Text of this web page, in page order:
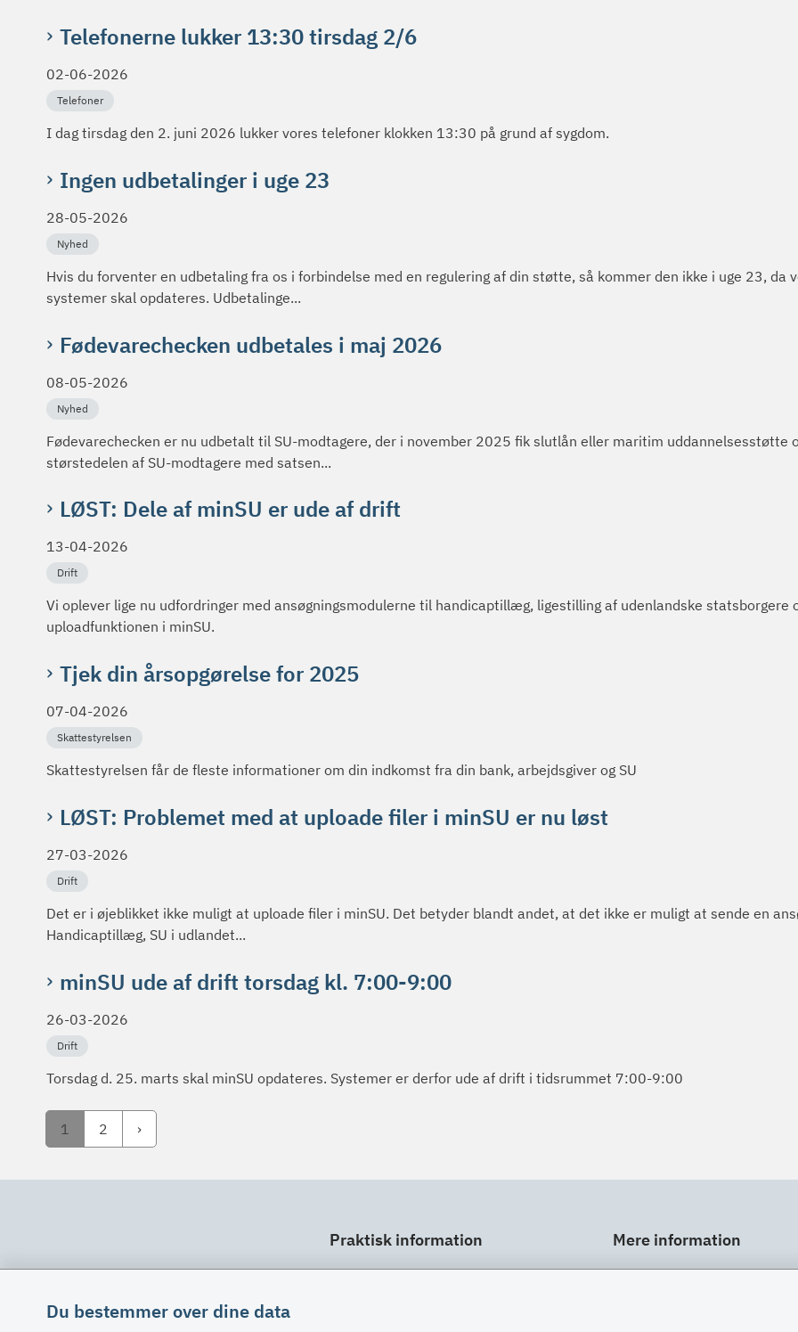
Telefonerne lukker 13:30 tirsdag 2/6
02-06-2026
Telefoner
I dag tirsdag den 2. juni 2026 lukker vores telefoner klokken 13:30 på grund af sygdom.
Ingen udbetalinger i uge 23
28-05-2026
Nyhed
Hvis du forventer en udbetaling fra os i forbindelse med en regulering af din støtte, så kommer den ikke i uge 23, da
systemer skal opdateres. Udbetalinge...
Fødevarechecken udbetales i maj 2026
08-05-2026
Nyhed
Fødevarechecken er nu udbetalt til SU-modtagere, der i november 2025 fik slutlån eller maritim uddannelsesstøtte
størstedelen af SU-modtagere med satsen...
LØST: Dele af minSU er ude af drift
13-04-2026
Drift
Vi oplever lige nu udfordringer med ansøgningsmodulerne til handicaptillæg, ligestilling af udenlandske statsborgere
uploadfunktionen i minSU.
Tjek din årsopgørelse for 2025
07-04-2026
Skattestyrelsen
Skattestyrelsen får de fleste informationer om din indkomst fra din bank, arbejdsgiver og SU
LØST: Problemet med at uploade filer i minSU er nu løst
27-03-2026
Drift
Det er i øjeblikket ikke muligt at uploade filer i minSU. Det betyder blandt andet, at det ikke er muligt at sende en
Handicaptillæg, SU i udlandet...
minSU ude af drift torsdag kl. 7:00-9:00
26-03-2026
Drift
Torsdag d. 25. marts skal minSU opdateres. Systemer er derfor ude af drift i tidsrummet 7:00-9:00
1 2
Praktisk information
Dit ansvar
Mere information
Links
Du bestemmer over dine data